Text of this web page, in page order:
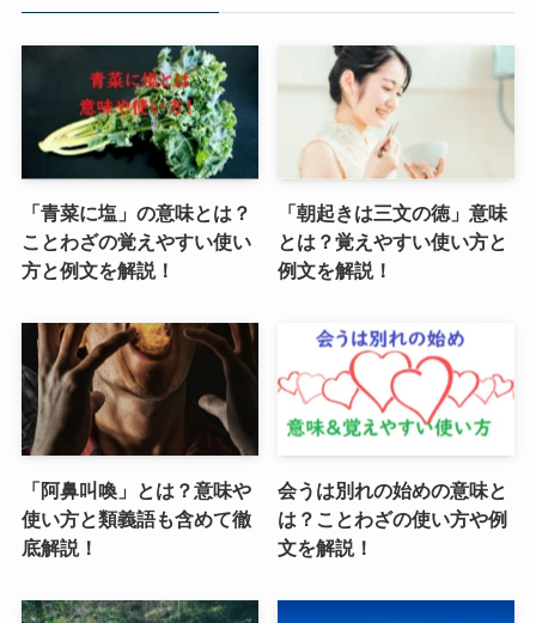
「青菜に塩」の意味とは？
ことわざの覚えやすい使い
方と例文を解説！
「朝起きは三文の徳」意味
とは？覚えやすい使い方と
例文を解説！
「阿鼻叫喚」とは？意味や
使い方と類義語も含めて徹
底解説！
会うは別れの始めの意味と
は？ことわざの使い方や例
文を解説！